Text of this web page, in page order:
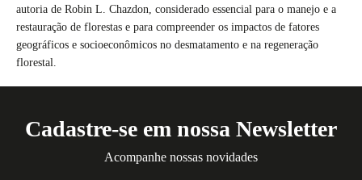
autoria de Robin L. Chazdon, considerado essencial para o manejo e a
restauração de florestas e para compreender os impactos de fatores
geográficos e socioeconômicos no desmatamento e na regeneração
florestal.
Cadastre-se em nossa Newsletter
Acompanhe nossas novidades